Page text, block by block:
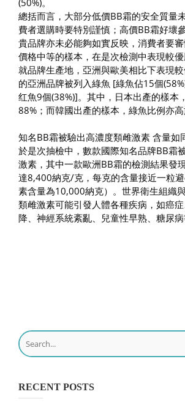
總括而言，大部分低價BB霜的安全質量
費者選購時要特別謹慎；高價BB霜好壞
貴品牌亦未必能夠如實反映，消費者要審
價格中等的樣本，在是次檢測中表現較優
就品牌生產地，亞洲與歐美相比下表現
的亞洲品牌被列入綠魚 [綠魚佔15個
红魚9個(38%)]。其中，日本出產的樣本
88%；而韓國出產的樣本，綠魚比例亦高
知名BB霜被驗出高濃度類雌激素 含量如
於是次抽檢中，數款國際知名品牌BB霜
激素，其中一款歐洲BB霜的檢測結果發
達8,400納克/克，每克的含量接近一粒
素含量為10,000納克）。世界衛生組織
類雌激素可能引發人體各種疾病，如癌
降、神經系統紊亂、兒童性早熟、糖尿病
RECENT POSTS